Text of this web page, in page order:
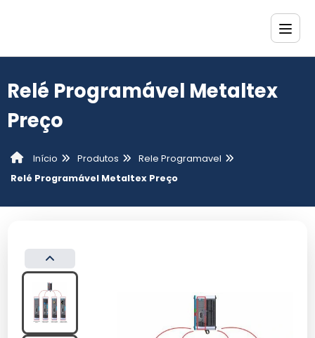
Relé Programável Metaltex
Preço
Início Produtos
Rele Programavel
Relé Programável Metaltex Preço